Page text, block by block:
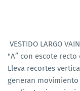
VESTIDO LARGO
"A” con escote
Lleva recortes
generan movimiento